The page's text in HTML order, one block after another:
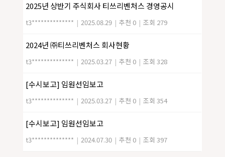
2025년 상반기 주식회사 티쓰리벤처스 경영공시
t3************** | 2025.08.29 | 추천 0 | 조회 279
2024년 ㈜티쓰리벤처스 회사현황
t3************** | 2025.03.27 | 추천 0 | 조회 328
[수시보고] 임원선임보고
t3************** | 2025.03.27 | 추천 0 | 조회 354
[수시보고] 임원선임보고
t3************** | 2024.07.30 | 추천 0 | 조회 397